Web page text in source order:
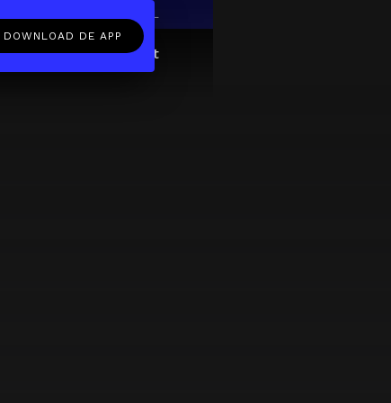
NL
OverFAQContact
DOWNLOAD DE APP